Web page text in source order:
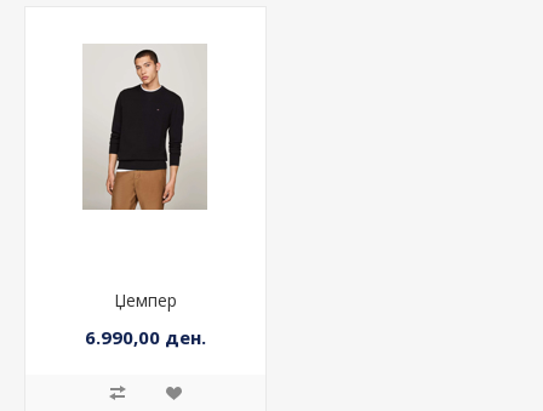
Џемпер
6.990,00 ден.